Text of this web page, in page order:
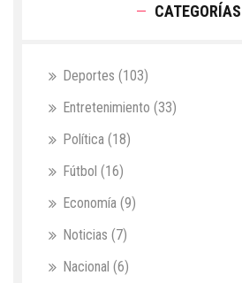
CATEGORÍAS
Deportes (103)
Entretenimiento (33)
Política (18)
Fútbol (16)
Economía (9)
Noticias (7)
Nacional (6)